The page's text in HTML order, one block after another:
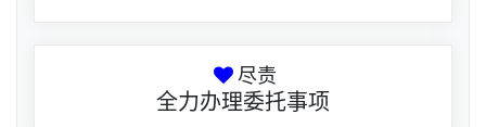
尽责
全力办理委托事项